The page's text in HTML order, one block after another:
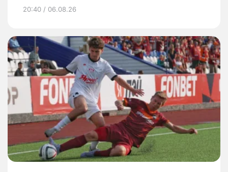
20:40 / 06.08.26